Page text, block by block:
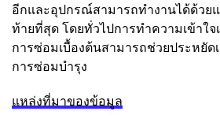
อีกและอุปกรณ์สามารถทำงานได้ด้วย
ท้ายที่สุด โดยทั่วไปการทำความเข้าใ
การซ่อมเบื้องต้นสามารถช่วยประหยัด
การซ่อมบำรุง
แหล่งที่มาของข้อมูล